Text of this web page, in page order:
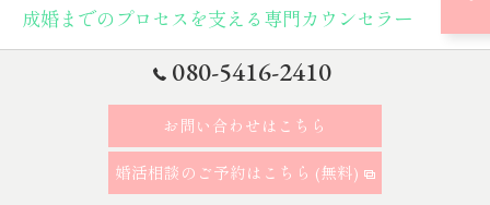
成婚までのプロセスを支える専門カウンセラー
結婚相談所における成婚までのプロセスは、専門カウン
結婚相談所では、経験豊富なカウンセラーが個別に対応
し、各会員のニーズや状況に応じたアドバイスを提供し
ています。特にカウンセラーは、婚活中に直面する様々
080-5416-2410
お問い合わせはこちら
婚活相談のご予約はこちら (無料)